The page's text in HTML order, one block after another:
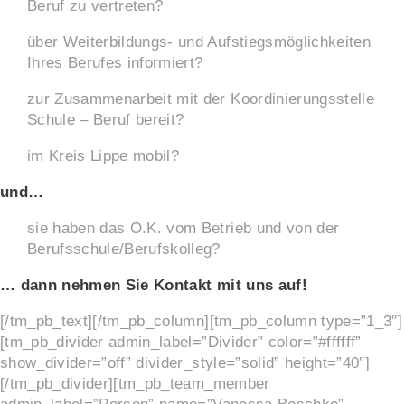
Beruf zu vertreten?
über Weiterbildungs- und Aufstiegsmöglichkeiten
Ihres Berufes informiert?
zur Zusammenarbeit mit der Koordinierungsstelle
Schule – Beruf bereit?
im Kreis Lippe mobil?
und…
sie haben das O.K. vom Betrieb und von der
Berufsschule/Berufskolleg?
… dann nehmen Sie Kontakt mit uns auf!
[/tm_pb_text][/tm_pb_column][tm_pb_column type=”1_3″]
[tm_pb_divider admin_label=”Divider” color=”#ffffff”
show_divider=”off” divider_style=”solid” height=”40″]
[/tm_pb_divider][tm_pb_team_member